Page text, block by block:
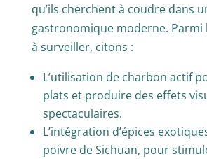
qu’ils cherchent à coudre dans
gastronomique moderne. Parmi
à surveiller, citons :
L’utilisation de charbon actif
plats et produire des effets
spectaculaires.
L’intégration d’épices
poivre de Sichuan, pour